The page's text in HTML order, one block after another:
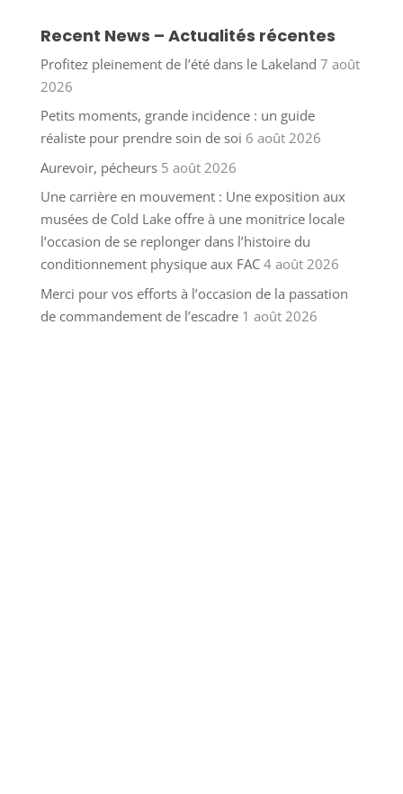
Recent News – Actualités récentes
Profitez pleinement de l’été dans le Lakeland 7 août
2026
Petits moments, grande incidence : un guide
réaliste pour prendre soin de soi 6 août 2026
Aurevoir, pécheurs 5 août 2026
Une carrière en mouvement : Une exposition aux
musées de Cold Lake offre à une monitrice locale
l’occasion de se replonger dans l’histoire du
conditionnement physique aux FAC 4 août 2026
Merci pour vos efforts à l’occasion de la passation
de commandement de l’escadre 1 août 2026